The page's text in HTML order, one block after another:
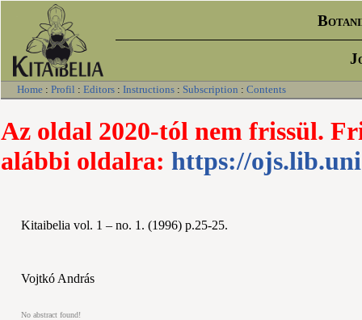
Home : Profil : Editors : Instructions : Subscription : Contents
Az oldal 2020-tól nem frissül.
alábbi oldalra: https://
Kitaibelia vol. 1 – no. 1. (1996) p.25-25.
Vojtkó András
No abstract found!